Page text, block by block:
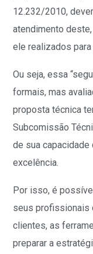
12.232/2010,
atendimento
ele realizados
Ou seja, essa
formais, mas
proposta técnica
Subcomissão
de sua capacidade
excelência.
Por isso, é
seus profissionais
clientes, as
preparar a